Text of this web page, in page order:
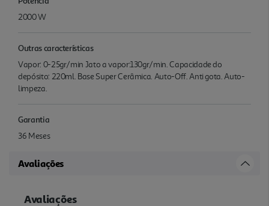
2000 W
Outras características
Vapor: 0-25gr/min Jato a vapor:130gr/min. Capacidade do
depósito: 220ml. Base Super Cerâmica. Auto-Off. Anti gota. Auto-
limpeza.
Garantia
36 Meses
Avaliações